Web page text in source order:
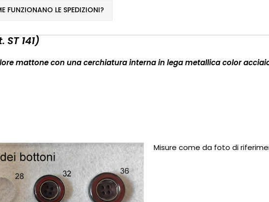
FUNZIONANO LE SPEDIZIONI?
141)
mattone con una cerchiatura interna in lega metallica color
Misure come da foto di